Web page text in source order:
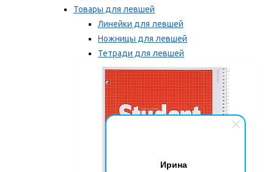
Ирина
Товары для левшей
Линейки для левшей
Ножницы для левшей
Тетради для левшей
Точилки для левшей
Мы рекомендуем